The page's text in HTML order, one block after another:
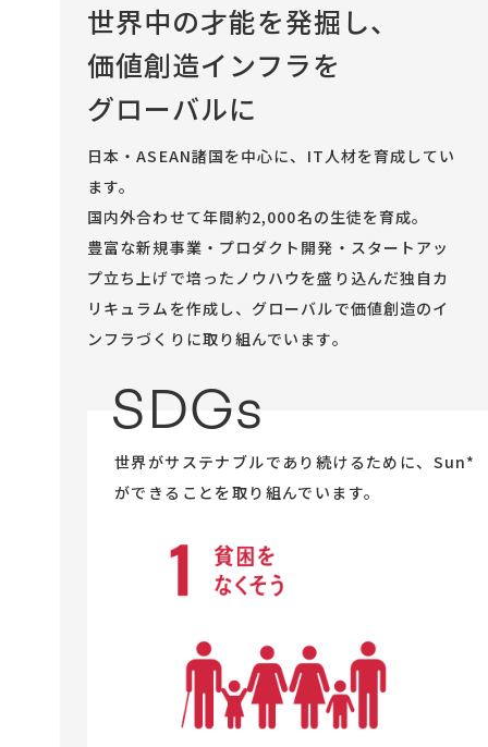
世界中の才能を発掘し、
価値創造インフラを
グローバルに
日本・ASEAN諸国を中心に、IT人材を育成してい
ます。
国内外合わせて年間約2,000名の生徒を育成。
豊富な新規事業・プロダクト開発・スタートアッ
プ立ち上げで培ったノウハウを盛り込んだ独自カ
リキュラムを作成し、グローバルで価値創造のイ
ンフラづくりに取り組んでいます。
SDGs
世界がサステナブルであり続けるために、Sun*
ができることを取り組んでいます。